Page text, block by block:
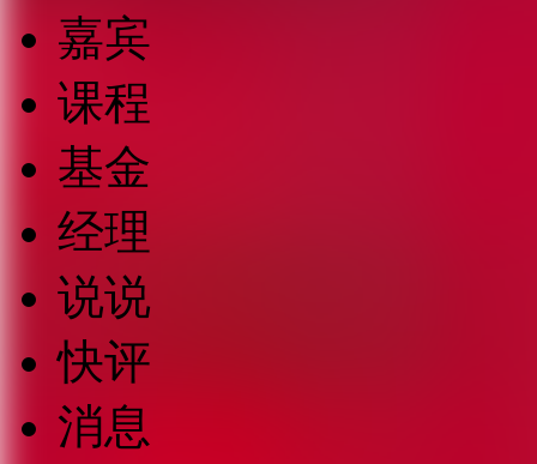
嘉宾
课程
基金
经理
说说
快评
消息